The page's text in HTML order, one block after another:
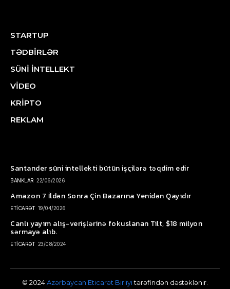
STARTUP
TƏDBİRLƏR
SÜNİ İNTELLEKT
VİDEO
KRİPTO
REKLAM
Santander süni intellekti bütün işçilərə təqdim edir
BANKLAR 22/06/2026
Amazon 7 İldən Sonra Çin Bazarına Yenidən Qayıdır
ETİCARƏT 19/04/2026
Canlı yayım alış-verişlərinə fokuslanan Tilt, $18 milyon
sərmayə alıb.
ETİCARƏT 23/08/2024
© 2024Azərbaycan Eticarət Birliyitərəfindən dəstəklənir.